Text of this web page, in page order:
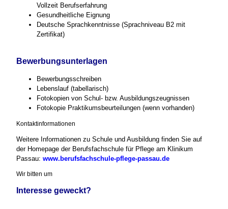
Vollzeit Berufserfahrung
Gesundheitliche Eignung
Deutsche Sprachkenntnisse (Sprachniveau B2 mit
Zertifikat)
Bewerbungsunterlagen
Bewerbungsschreiben
Lebenslauf (tabellarisch)
Fotokopien von Schul- bzw. Ausbildungszeugnissen
Fotokopie Praktikumsbeurteilungen (wenn vorhanden)
Kontaktinformationen
Weitere Informationen zu Schule und Ausbildung finden Sie auf
der Homepage der Berufsfachschule für Pflege am Klinikum
Passau: www.berufsfachschule-pflege-passau.de
Wir bitten um
Interesse geweckt?